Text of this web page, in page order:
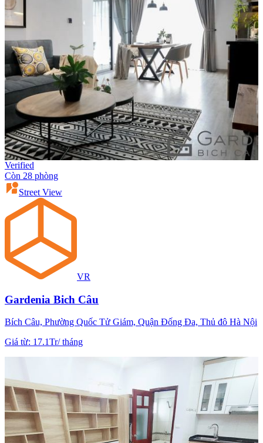
Verified
Còn 28 phòng
Street View
VR
Gardenia Bich Câu
Bích Câu, Phường Quốc Tử Giám, Quận Đống Đa, Thủ đô Hà Nội
Giá từ: 17.1Tr/tháng